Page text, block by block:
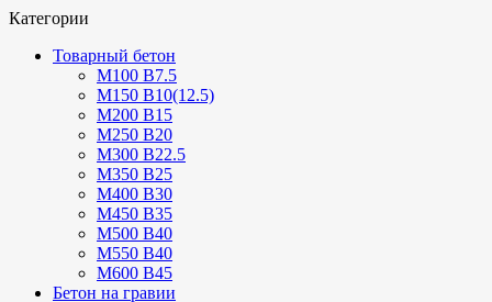
Категории
Товарный бетон
М100 В7.5
М150 В10(12.5)
М200 В15
М250 В20
М300 В22.5
М350 В25
М400 В30
М450 В35
М500 В40
М550 В40
М600 В45
Бетон на гравии